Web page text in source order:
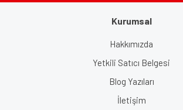
Kurumsal
Hakkımızda
Yetkili Satıcı Belgesi
Blog Yazıları
İletişim